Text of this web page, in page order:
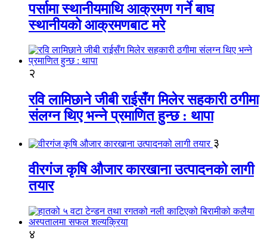
पर्सामा स्थानीयमाथि आक्रमण गर्ने बाघ
स्थानीयको आक्रमणबाट मरे
२
रवि लामिछाने जीबी राईसँग मिलेर सहकारी ठगीमा
संलग्न थिए भन्ने प्रमाणित हुन्छ : थापा
३
वीरगंज कृषि औजार कारखाना उत्पादनको लागी
तयार
४